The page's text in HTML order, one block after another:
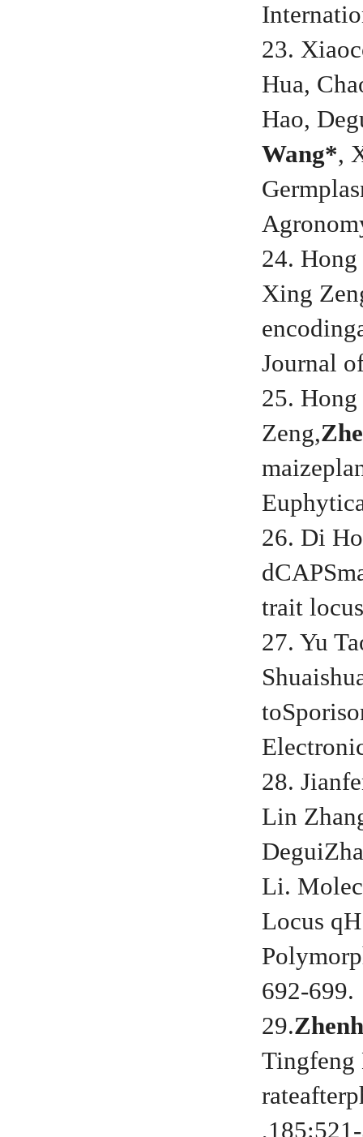
23.
Hua,
Hao,
Wang*,
24.
Xing
Journal
25.
Zeng,
26. Di
trait
27. Yu
28.
Lin
Li.
Locus
692-699.
29.